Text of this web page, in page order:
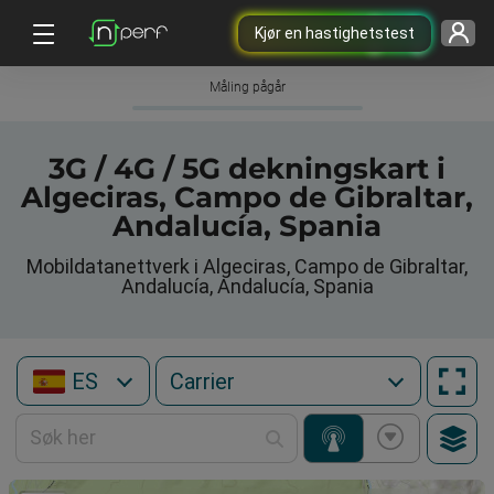
Kjør en hastighetstest
Måling pågår
3G / 4G / 5G dekningskart i
Algeciras, Campo de Gibraltar,
Andalucía, Spania
Mobildatanettverk i Algeciras, Campo de Gibraltar,
Andalucía, Andalucía, Spania
ES